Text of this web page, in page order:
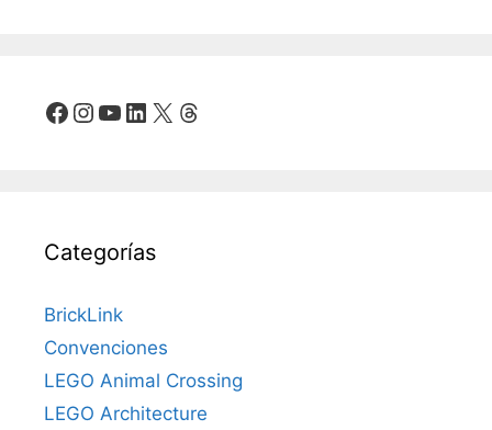
Facebook
Instagram
YouTube
LinkedIn
X Threads
Categorías
BrickLink
Convenciones
LEGO Animal Crossing
LEGO Architecture